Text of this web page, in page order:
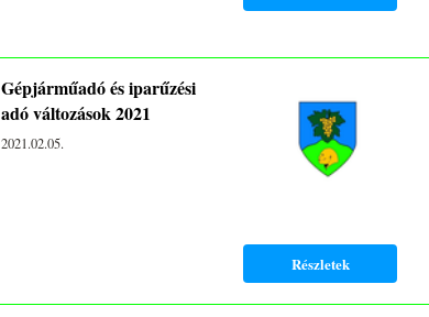
Gépjárműadó és iparűzési
adó változások 2021
2021.02.05.
Részletek